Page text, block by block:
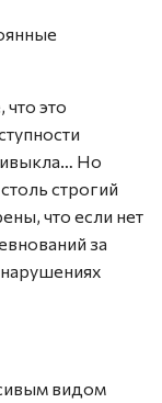
это
Но
строгий
что если нет
за
видом